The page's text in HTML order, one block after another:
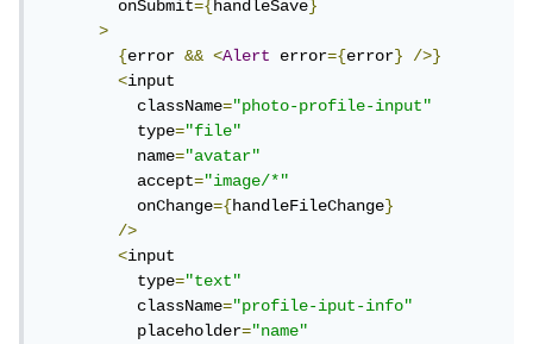
onSubmit={handleSave}
>
{error && <Alert error={error}
/>}
<input
className="photo-profile-input"
type="file"
name="avatar"
accept="image/*"
onChange={handleFileChange}
/>
<input
type="text"
className="profile-iput-info"
placeholder="name"